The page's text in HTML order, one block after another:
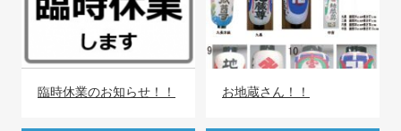
臨時休業のお知らせ！！ お地蔵さん！！